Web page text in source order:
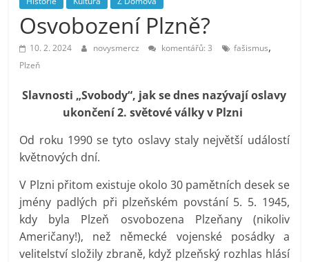
prospívá?
Osvobození Plzně?
10. 2. 2024 novysmercz komentářů: 3 fašismus,
Plzeň
Slavnosti „Svobody“, jak se dnes nazývají oslavy
ukončení 2. světové války v Plzni
Od roku 1990 se tyto oslavy staly největší událostí
květnových dní.
V Plzni přitom existuje okolo 30 pamětních desek se
jmény padlých při plzeňském povstání 5. 5. 1945,
kdy byla Plzeň osvobozena Plzeňany (nikoliv
Američany!), než německé vojenské posádky a
velitelství složily zbraně, když plzeňský rozhlas hlásí